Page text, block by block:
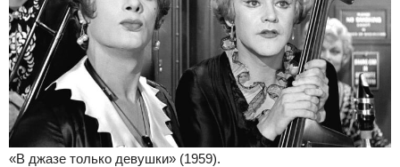
«В джазе только девушки» (1959).